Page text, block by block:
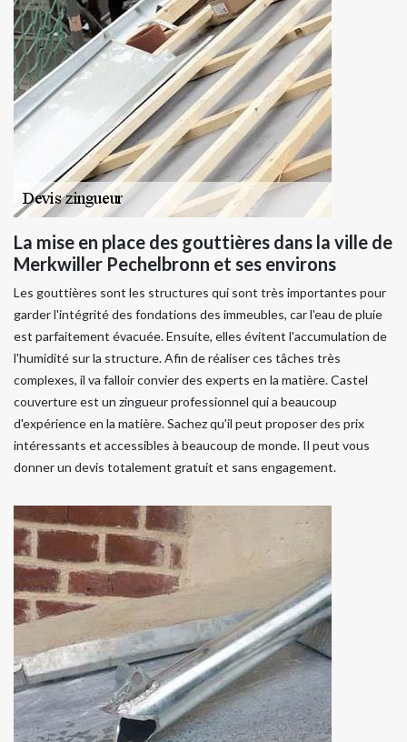
La mise en place des gouttières dans la ville de
Merkwiller Pechelbronn et ses environs
Les gouttières sont les structures qui sont très importantes pour
garder l'intégrité des fondations des immeubles, car l'eau de pluie
est parfaitement évacuée. Ensuite, elles évitent l'accumulation de
l'humidité sur la structure. Afin de réaliser ces tâches très
complexes, il va falloir convier des experts en la matière. Castel
couverture est un zingueur professionnel qui a beaucoup
d'expérience en la matière. Sachez qu'il peut proposer des prix
intéressants et accessibles à beaucoup de monde. Il peut vous
donner un devis totalement gratuit et sans engagement.